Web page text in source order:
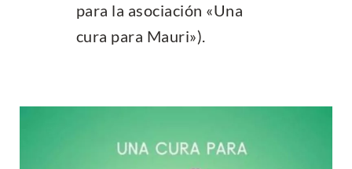
para la asociación «Una
cura para Mauri»).